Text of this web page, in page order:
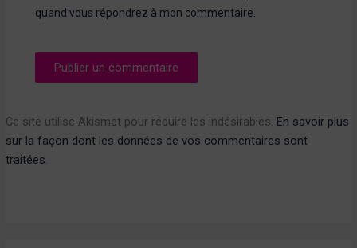
quand vous répondrez à mon commentaire.
Ce site utilise Akismet pour réduire les indésirables. En savoir plus
sur la façon dont les données de vos commentaires sont
traitées.